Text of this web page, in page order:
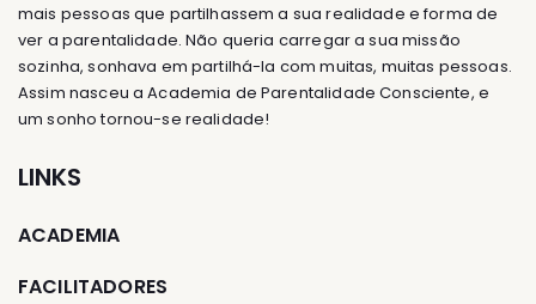
mais pessoas que partilhassem a sua realidade e forma de
ver a parentalidade. Não queria carregar a sua missão
sozinha, sonhava em partilhá-la com muitas, muitas pessoas.
Assim nasceu a Academia de Parentalidade Consciente, e
um sonho tornou-se realidade!
LINKS
ACADEMIA
FACILITADORES